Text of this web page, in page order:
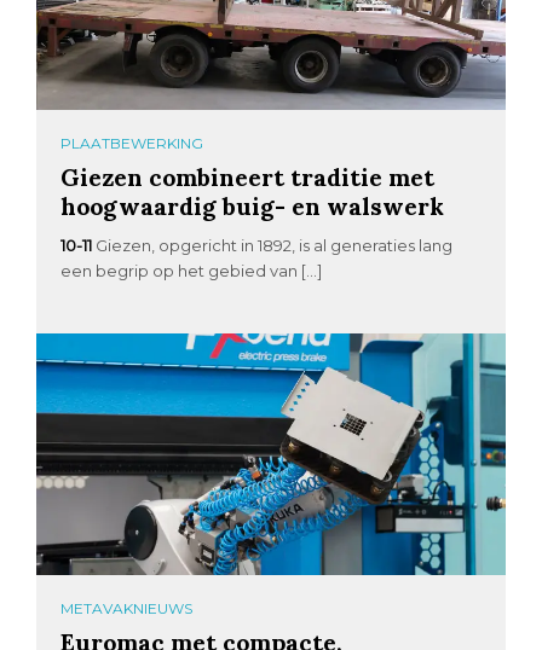
PLAATBEWERKING
Giezen combineert traditie met
hoogwaardig buig- en walswerk
10-11 Giezen, opgericht in 1892, is al generaties lang
een begrip op het gebied van […]
METAVAKNIEUWS
Euromac met compacte,